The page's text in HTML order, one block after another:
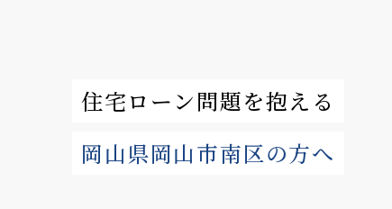
住宅ローン問題を抱える
岡山県岡⼭市南区の方へ